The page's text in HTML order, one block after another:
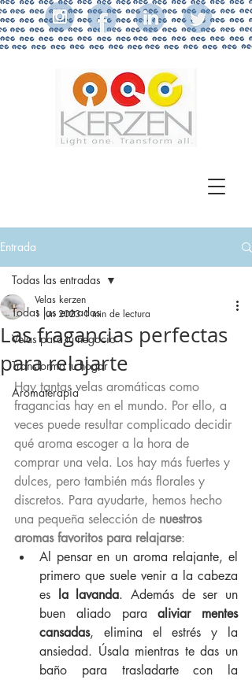
Entrada
Todas las entradas
Velas para tu negocio
Transforma tu hogar
Aromaterapia
Todas las entradas
Las fragancias perfectas
para relajarte
Velas kerzen
1 jun 2023 1 min de lectura
Hay tantas velas aromáticas como
fragancias hay en el mundo. Por ello, a
veces puede resultar complicado decidir
qué aroma escoger a la hora de
comprar una vela. Los hay más fuertes y
dulces, pero también más florales y
discretos. Para ayudarte, hemos hecho
una pequeña selección de nuestros
aromas favoritos para relajarse:
Al pensar en un aroma relajante, el
primero que suele venir a la cabeza
es
la lavanda. Además de ser un
buen aliado para aliviar mentes
cansadas, elimina el estrés y la
ansiedad. Úsala mientras te das un
baño para trasladarte con la